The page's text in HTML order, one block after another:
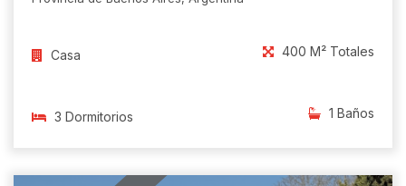
Casa 400 M² Totales
3 Dormitorios 1 Baños